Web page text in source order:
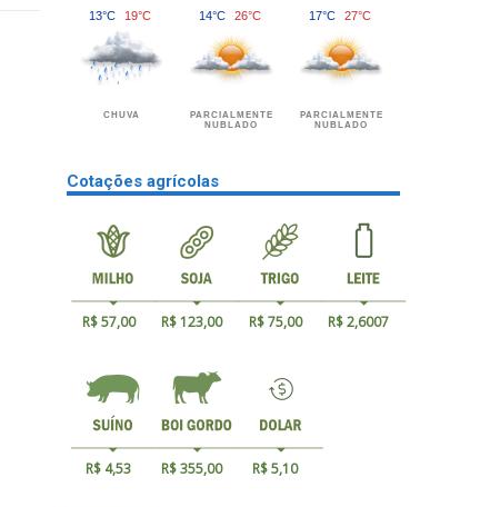
13°C 19°C
CHUVA
14°C 26°C
PARCIALMENTE
NUBLADO
17°C 27°C
PARCIALMENTE
NUBLADO
Cotações agrícolas
R$ 57,00 R$ 123,00 R$ 75,00 R$ 2,6007
R$ 4,53 R$ 355,00 R$ 5,10